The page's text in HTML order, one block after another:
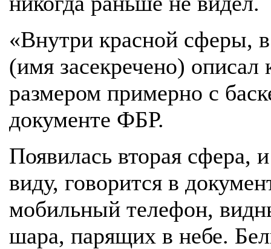
«Внутри красной сферы,
(имя засекречено) описал
размером примерно с
документе ФБР.
Появилась вторая сфера,
виду, говорится в
мобильный телефон,
шара, парящих в небе.